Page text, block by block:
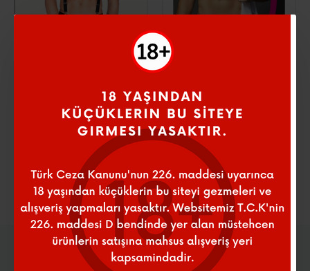
Censan Faztezi Erkek
Kostüm Serisi No: 9000
Censan Faztezi Erkek
Kostüm Serisi No: 9002
1.200,00 ₺